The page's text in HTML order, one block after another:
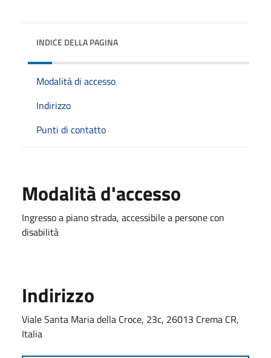
INDICE DELLA PAGINA
Modalità di accesso
Indirizzo
Punti di contatto
Modalità d'accesso
Ingresso a piano strada, accessibile a persone con
disabilità
Indirizzo
Viale Santa Maria della Croce, 23c, 26013 Crema CR,
Italia